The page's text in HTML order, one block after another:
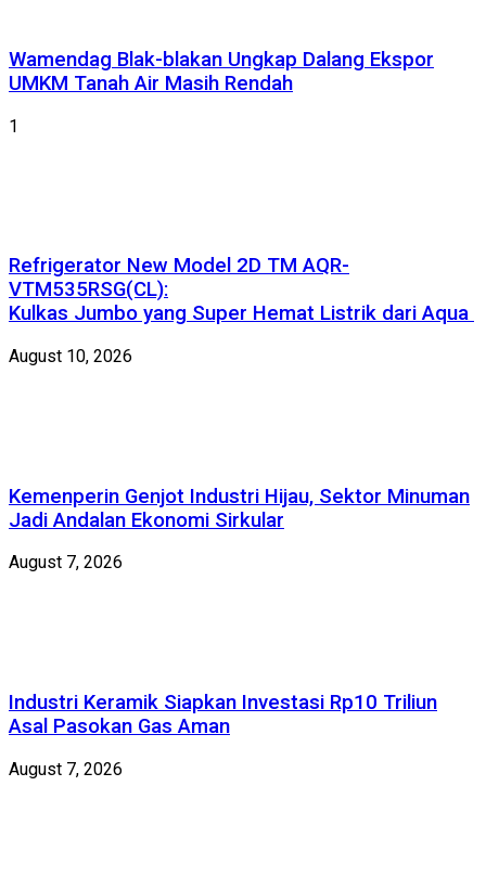
Wamendag Blak-blakan Ungkap Dalang Ekspor
UMKM Tanah Air Masih Rendah
1
Refrigerator New Model 2D TM AQR-
VTM535RSG(CL):
Kulkas Jumbo yang Super Hemat Listrik dari Aqua
August 10, 2026
Kemenperin Genjot Industri Hijau, Sektor Minuman
Jadi Andalan Ekonomi Sirkular
August 7, 2026
Industri Keramik Siapkan Investasi Rp10 Triliun
Asal Pasokan Gas Aman
August 7, 2026